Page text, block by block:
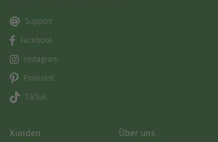
Support
Facebook
Instagram
Pinterest
TikTok
Kunden Über uns